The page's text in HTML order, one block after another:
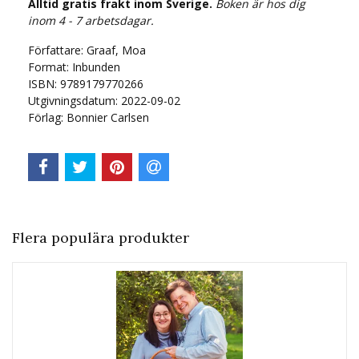
Alltid gratis frakt inom Sverige. Boken är hos dig
inom 4 - 7 arbetsdagar.
Författare: Graaf, Moa
Format: Inbunden
ISBN: 9789179770266
Utgivningsdatum: 2022-09-02
Förlag: Bonnier Carlsen
Flera populära produkter